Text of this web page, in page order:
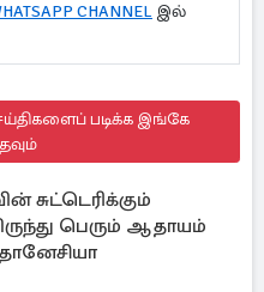
CHANNEL இல்
படிக்க இங்கே
சுட்டெரிக்கும்
பெரும் ஆதாயம்